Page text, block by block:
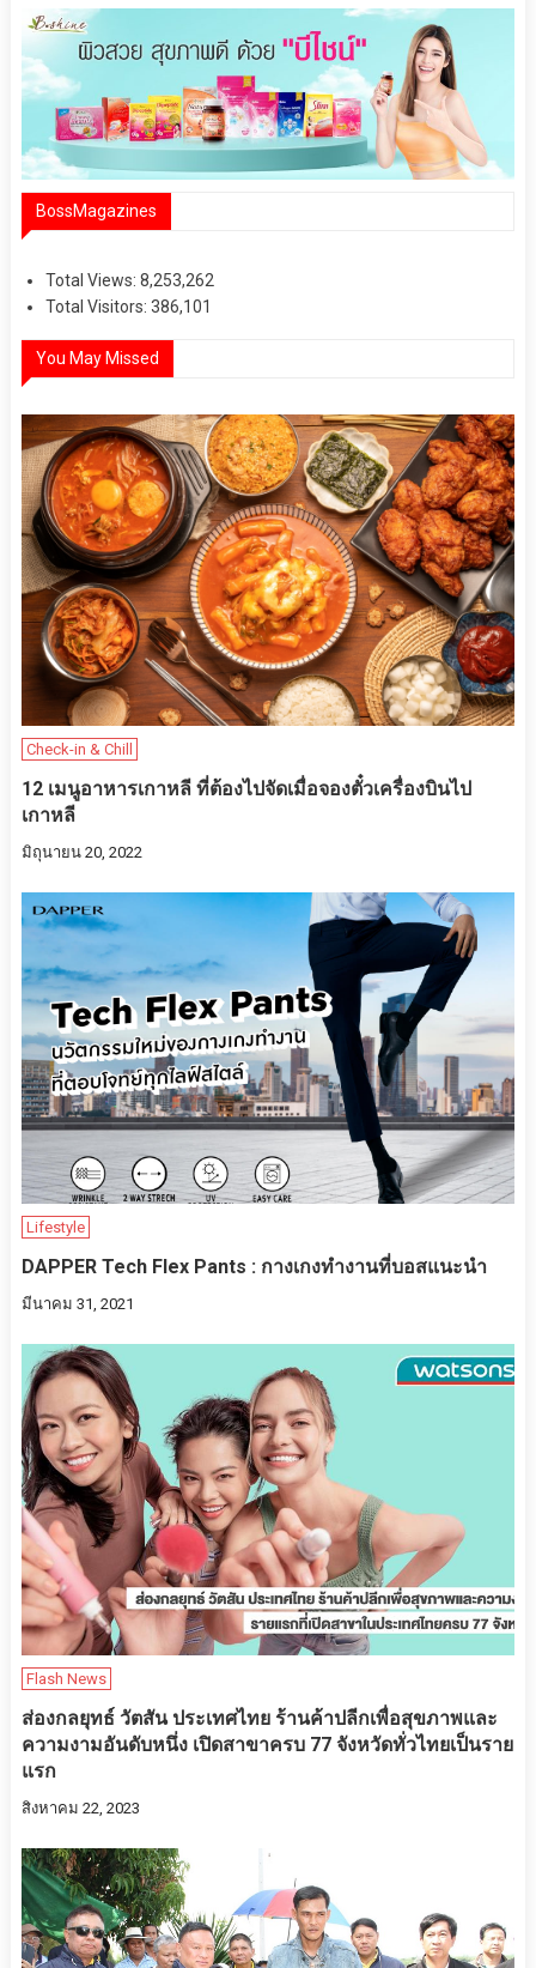
BossMagazines
Total Views: 8,253,262
Total Visitors: 386,101
You May Missed
Check-in & Chill
12 เมนูอาหารเกาหลี ที่ต้องไปจัดเมื่อจองตั๋วเครื่องบินไป
เกาหลี
มิถุนายน 20, 2022
Lifestyle
DAPPER Tech Flex Pants : กางเกงทำงานที่บอสแนะนำ
มีนาคม 31, 2021
Flash News
ส่องกลยุทธ์ วัตสัน ประเทศไทย ร้านค้าปลีกเพื่อสุขภาพและ
ความงามอันดับหนึ่ง เปิดสาขาครบ 77 จังหวัดทั่วไทยเป็นราย
แรก
สิงหาคม 22, 2023